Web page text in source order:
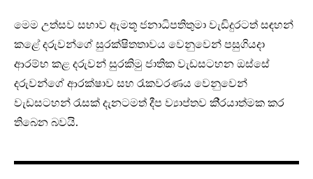
මෙම උත්සව සභාව ඇමතූ ජනාධිපතිතුමා වැඩිදුරටත් සඳහන්
කළේ දරුවන්ගේ සුරක්ෂිතතාවය වෙනුවෙන් පසුගියදා
ආරම්භ කළ දරුවන් සුරකිමු ජාතික වැඩසටහන ඔස්සේ
දරුවන්ගේ ආරක්ෂාව සහ රැකවරණය වෙනුවෙන්
වැඩසටහන් රැසක් දැනටමත් දීප ව්‍යාප්තව කි‍්‍රයාත්මක කර
තිබෙන බවයි.